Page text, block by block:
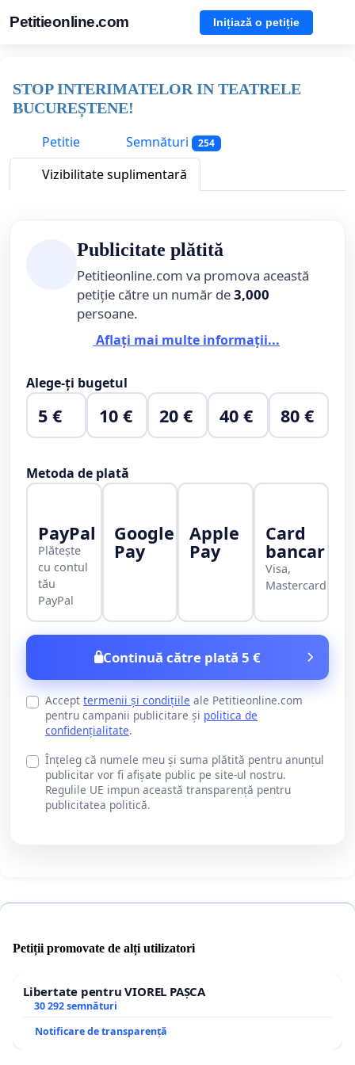
Petitieonline.com Inițiază o petiție
STOP INTERIMATELOR IN TEATRELE
BUCUREȘTENE!
Petitie
Semnături 254
Vizibilitate suplimentară
Publicitate plătită
Petitieonline.com va promova această
petiție către un număr de3,000
persoane.
Aflați mai multe informații...
Alege-ți bugetul
5 € 10 € 20 € 40 € 80 €
Metoda de plată
PayPal
Plătește
cu contul
tău
PayPal
Google
Pay
Apple
Pay
Card
bancar
Visa,
Mastercard
Continuă către plată 5 €
Accept termenii și condițiile ale Petitieonline.com
pentru campanii publicitare și politica de
confidențialitate.
Înțeleg că numele meu și suma plătită pentru anunțul
publicitar vor fi afișate public pe site-ul nostru.
Regulile UE impun această transparență pentru
publicitatea politică.
Petiții promovate de alți utilizatori
Libertate pentru VIOREL PAȘCA
30 292 semnături
Notificare de transparență